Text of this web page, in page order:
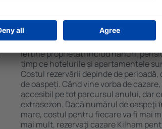
Cât costă cazarea Kilham?
Costul cazării Kilham depinde de mai
ieftine proprietăți includ hanuri,
timp ce hotelurile și apartamentele
Costul rezervării depinde de
de oaspeți. Când vine vorba de
accesibil pe tot parcursul anului, dar
extrasezon. Dacă numărul de oaspeţi
mare, costul pentru fiecare va fi mai
mai mult, rezervați cazare Kilham